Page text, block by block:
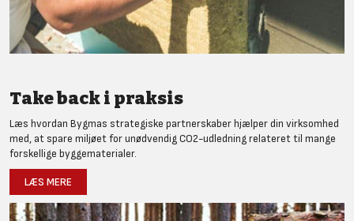
Take back i praksis
Læs hvordan Bygmas strategiske partnerskaber hjælper din virksomhed
med, at spare miljøet for unødvendig CO2-udledning relateret til mange
forskellige byggematerialer.
LÆS MERE